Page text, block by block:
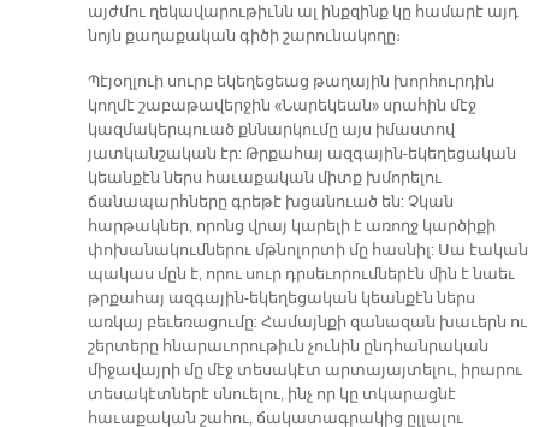
այժմու ղեկավարութիւնն ալ ինքզինք կը համարէ այդ
նոյն քաղաքական գիծի շարունակողը։
Պէյօղլուի սուրբ եկեղեցեաց թաղային խորհուրդին
կողմէ շաբաթավերջին «Նարեկեան» սրահին մէջ
կազմակերպուած քննարկումը այս իմաստով
յատկանշական էր: Թրքահայ ազգային-եկեղեցական
կեանքէն ներս հաւաքական միտք խմորելու
ճանապարհները գրեթէ խցանուած են: Չկան
հարթակներ, որոնց վրայ կարելի է առողջ կարծիքի
փոխանակումներու մթնոլորտի մը հասնիլ: Սա էական
պակաս մըն է, որու սուր դրսեւորումներէն մին է նաեւ
թրքահայ ազգային-եկեղեցական կեանքէն ներս
առկայ բեւեռացումը: Համայնքի զանազան խաւերն ու
շերտերը հնարաւորութիւն չունին ընդհանրական
միջավայրի մը մէջ տեսակէտ արտայայտելու, իրարու
տեսակէտներէ սնուելու, ինչ որ կը տկարացնէ
հաւաքական շահու, ճակատագրակից ըլլալու